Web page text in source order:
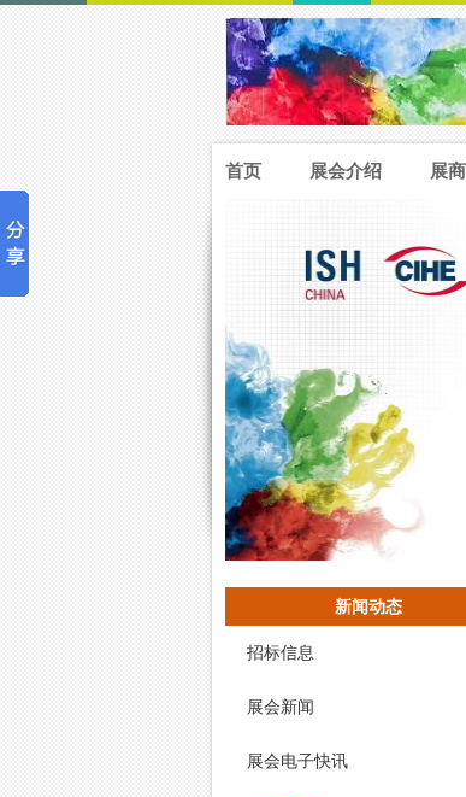
首页 展会介绍 展
新闻动态
招标信息
展会新闻
展会电子快讯